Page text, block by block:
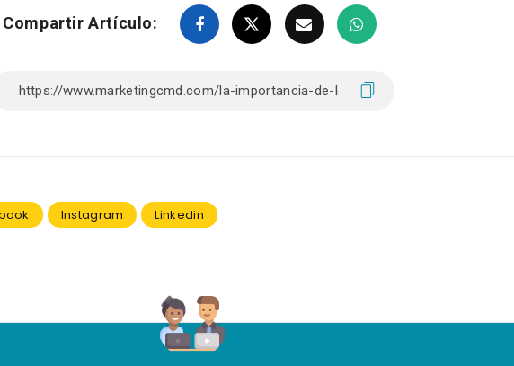
Compartir Artículo:
Instagram Linkedin